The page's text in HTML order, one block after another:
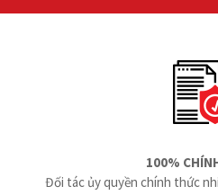
100%
Đối tác ủy quyền chính thức